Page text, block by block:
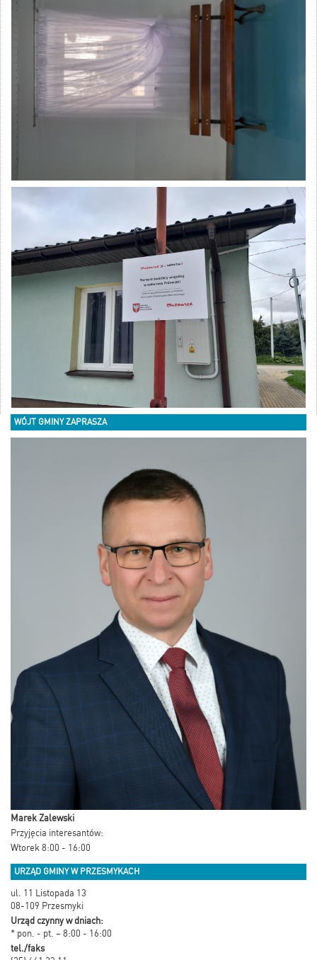
WÓJT GMINY ZAPRASZA
Marek Zalewski
Przyjęcia interesantów:
Wtorek 8:00 - 16:00
URZĄD GMINY W PRZESMYKACH
ul. 11 Listopada 13
08-109 Przesmyki
Urząd czynny w dniach:
* pon. - pt. – 8:00 - 16:00
tel./faks